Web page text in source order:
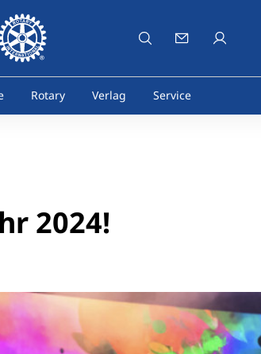
Rotary Verlag Service
2024!